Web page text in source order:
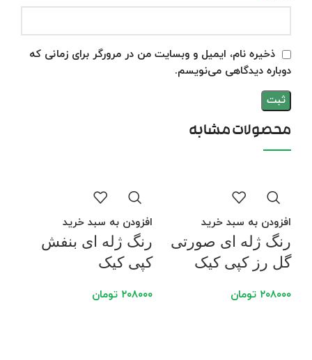
ذخیره نام، ایمیل و وبسایت من در مرورگر برای زمانی که
دوباره دیدگاهی می‌نویسم.
محصولات مشابه
افزودن به سبد خرید
رنگ ژله ای صورتی
گل رز کپی کیک
۲۰۸۰۰۰ تومان
افزودن به سبد خرید
رنگ ژله ای بنفش
کپی کیک
۲۰۸۰۰۰ تومان